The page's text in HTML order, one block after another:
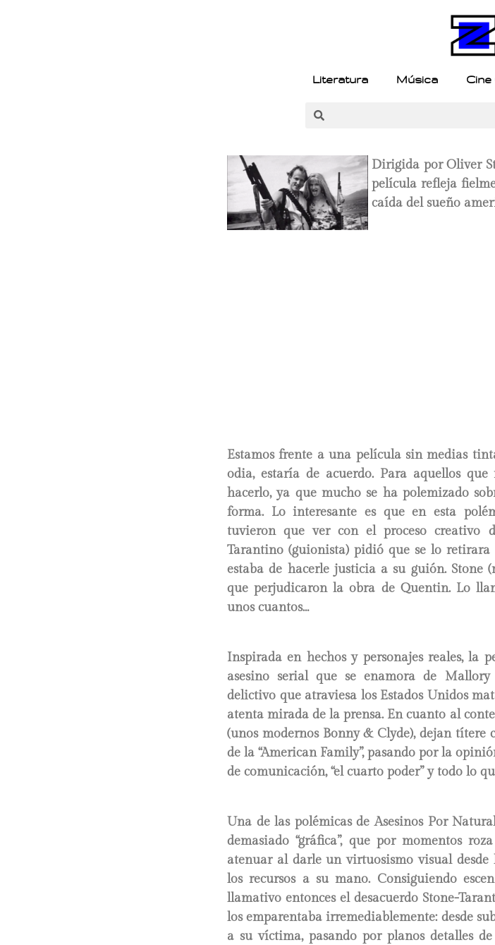
Literatura Música
Dirigida por Oliver
película refleja
caída del sueño
Estamos frente a una película sin medias
odia, estaría de acuerdo. Para aquellos
hacerlo, ya que mucho se ha polemizado
forma. Lo interesante es que en esta
tuvieron que ver con el proceso creativo
Tarantino (guionista) pidió que se lo
estaba de hacerle justicia a su guión. Stone
que perjudicaron la obra de Quentin. Lo
unos cuantos…
Inspirada en hechos y personajes reales,
asesino serial que se enamora de
delictivo que atraviesa los Estados Unidos
atenta mirada de la prensa. En cuanto al
(unos modernos Bonny & Clyde), dejan títere
de la “American Family”, pasando por la
de comunicación, “el cuarto poder” y todo lo
Una de las polémicas de Asesinos Por
demasiado “gráfica”, que por momentos
atenuar al darle un virtuosismo visual
los recursos a su mano. Consiguiendo
llamativo entonces el desacuerdo Stone-
los emparentaba irremediablemente: desde
a su víctima, pasando por planos detalles